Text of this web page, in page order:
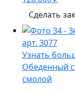
Сделать
арт. 3077
Узнать
Обеденный
смолой